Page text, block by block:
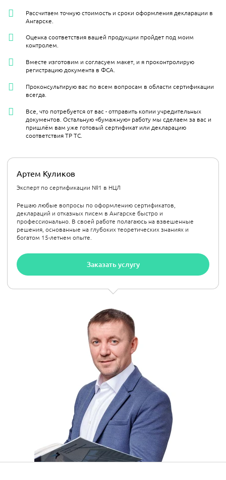
Артем Куликов
Эксперт по сертификации №1 в НЦЛ
Решаю любые вопросы по оформлению сертификатов,
деклараций и отказных писем в Ангарске быстро и
профессионально. В своей работе полагаюсь на взвешенные
решения, основанные на глубоких теоретических знаниях и
богатом 15-летнем опыте.
Заказать услугу
Рассчитаем точную стоимость и сроки оформления декларации в
Ангарске.
Оценка соответствия вашей продукции пройдет под моим
контролем.
Вместе изготовим и согласуем макет, и я проконтролирую
регистрацию документа в ФСА.
Проконсультирую вас по всем вопросам в области сертификации
всегда.
Все, что потребуется от вас - отправить копии учредительных
документов. Остальную «бумажную» работу мы сделаем за вас и
пришлём вам уже готовый сертификат или декларацию
соответствия ТР ТС.